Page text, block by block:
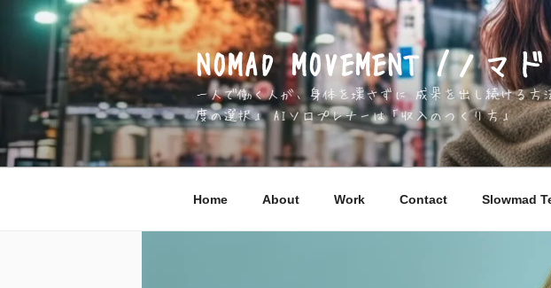
キ
NOMAD MOVEMENT /ノ
一人で働く人が、身体を壊さずに 成果を出し続ける
度の選択」 AIソロプレナーは「収入のつくり方」
Home About Work Contact Slowmad